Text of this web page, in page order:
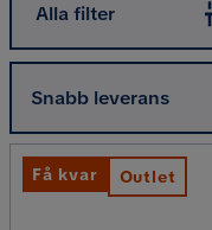
Alla filter
Snabb leverans
Få kvar Outlet